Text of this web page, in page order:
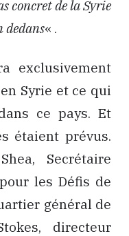
concret de la Syrie
dedans« .
exclusivement
Syrie et ce qui
ce pays. Et
étaient prévus.
Secrétaire
les Défis de
général de
directeur